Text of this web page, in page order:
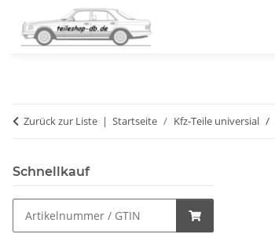
Zurück zur Liste Startseite Kfz-Teile universial
Schnellkauf